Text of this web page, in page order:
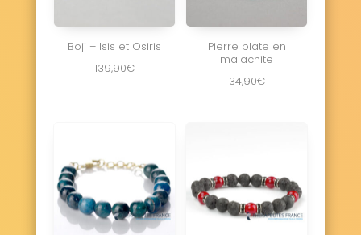
Boji – Isis et Osiris
139,90€
Pierre plate en
malachite
34,90€